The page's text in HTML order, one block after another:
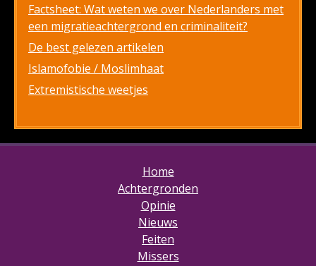
Factsheet: Wat weten we over Nederlanders met
een migratieachtergrond en criminaliteit?
De best gelezen artikelen
Islamofobie / Moslimhaat
Extremistische weetjes
Home
Achtergronden
Opinie
Nieuws
Feiten
Missers